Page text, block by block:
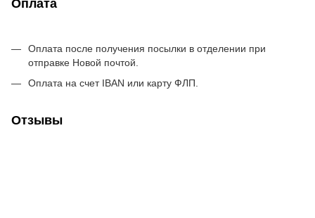
Оплата
Оплата после получения посылки в отделении при
отправке Новой почтой.
Оплата на счет IBAN или карту ФЛП.
Отзывы